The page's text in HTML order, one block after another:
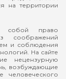
на территории
собой право
соображений
и соблюдения
На сайте
нецензурную
возбуждающие
человеческого